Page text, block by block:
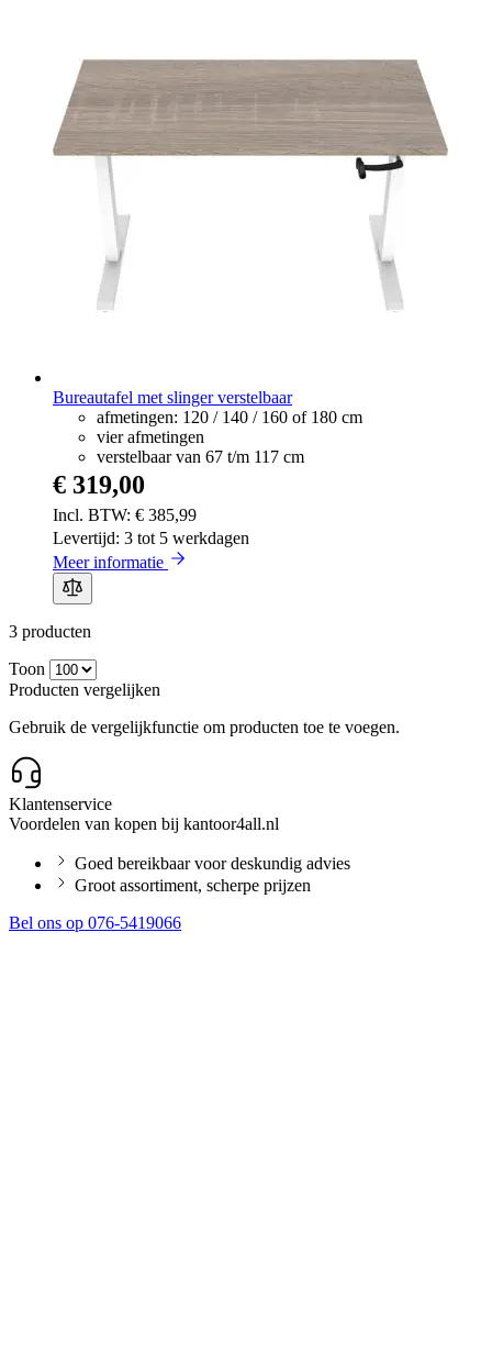
Bureautafel met slinger verstelbaar
afmetingen: 120 / 140 / 160 of 180 cm
vier afmetingen
verstelbaar van 67 t/m 117 cm
€ 385,99
€ 319,00
Levertijd: 3 tot 5 werkdagen
Meer informatie
3 producten
Toon
Producten vergelijken
Gebruik de vergelijkfunctie om producten toe te voegen.
Klantenservice
Voordelen van kopen bij kantoor4all.nl
Goed bereikbaar voor deskundig advies
Groot assortiment, scherpe prijzen
Bel ons op 076-5419066